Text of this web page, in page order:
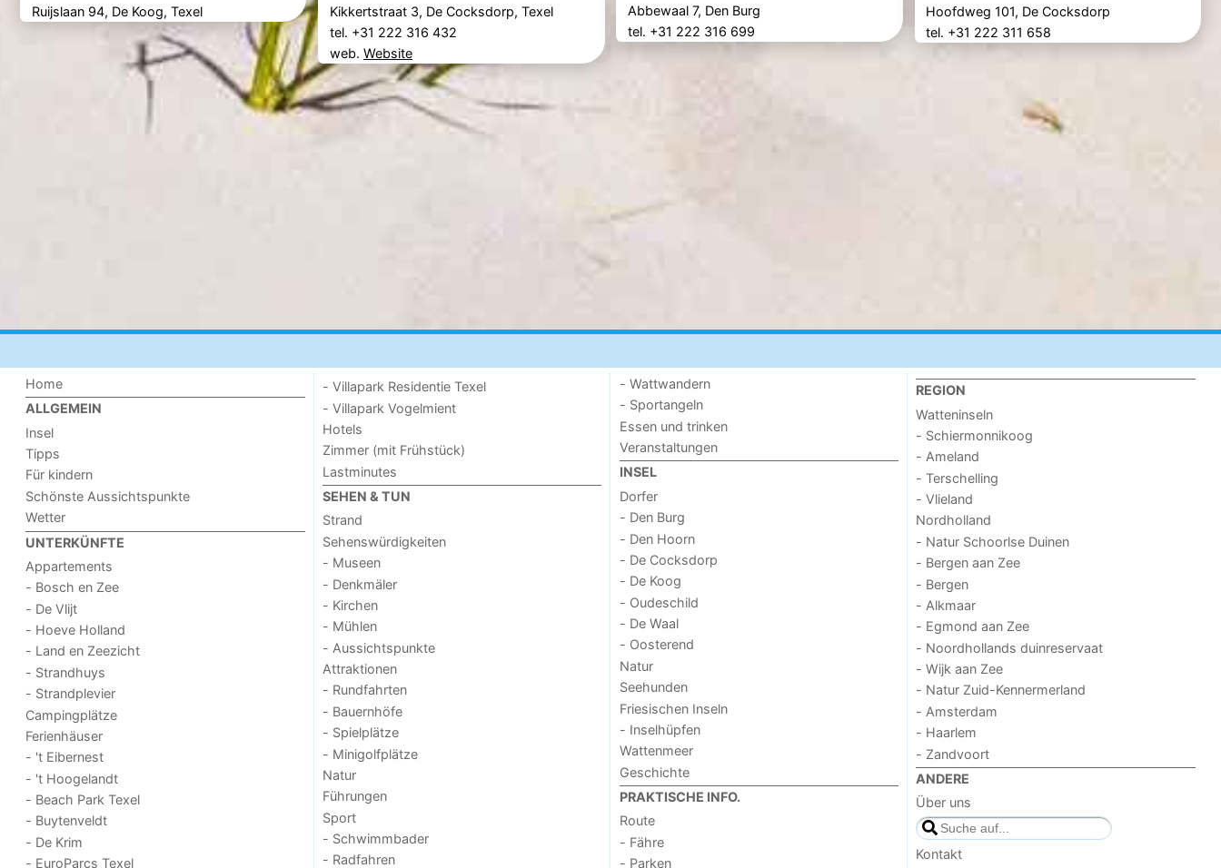
Ruijslaan 94, De Koog, Texel
Kikkertstraat 3, De Cocksdorp, Texel
tel. +31 222 316 432
web. Website
Abbewaal 7, Den Burg
tel. +31 222 316 699
Hoofdweg 101, De Cocksdorp
tel. +31 222 311 658
Home
ALLGEMEIN
Insel
Tipps
Für kindern
Schönste Aussichtspunkte
Wetter
UNTERKÜNFTE
Appartements
- Bosch en Zee
- De Vlijt
- Hoeve Holland
- Land en Zeezicht
- Strandhuys
- Strandplevier
Campingplätze
Ferienhäuser
- 't Eibernest
- 't Hoogelandt
- Beach Park Texel
- Buytenveldt
- De Krim
- EuroParcs Texel
- Villapark Residentie Texel
- Villapark Vogelmient
Hotels
Zimmer (mit Frühstück)
Lastminutes
SEHEN & TUN
Strand
Sehenswürdigkeiten
- Museen
- Denkmäler
- Kirchen
- Mühlen
- Aussichtspunkte
Attraktionen
- Rundfahrten
- Bauernhöfe
- Spielplätze
- Minigolfplätze
Natur
Führungen
Sport
- Schwimmbader
- Radfahren
- Wattwandern
- Sportangeln
Essen und trinken
Veranstaltungen
INSEL
Dorfer
- Den Burg
- Den Hoorn
- De Cocksdorp
- De Koog
- Oudeschild
- De Waal
- Oosterend
Natur
Seehunden
Friesischen Inseln
- Inselhüpfen
Wattenmeer
Geschichte
PRAKTISCHE INFO.
Route
- Fähre
- Parken
REGION
Watteninseln
- Schiermonnikoog
- Ameland
- Terschelling
- Vlieland
Nordholland
- Natur Schoorlse Duinen
- Bergen aan Zee
- Bergen
- Alkmaar
- Egmond aan Zee
- Noordhollands duinreservaat
- Wijk aan Zee
- Natur Zuid-Kennermerland
- Amsterdam
- Haarlem
- Zandvoort
ANDERE
Über uns
Kontakt